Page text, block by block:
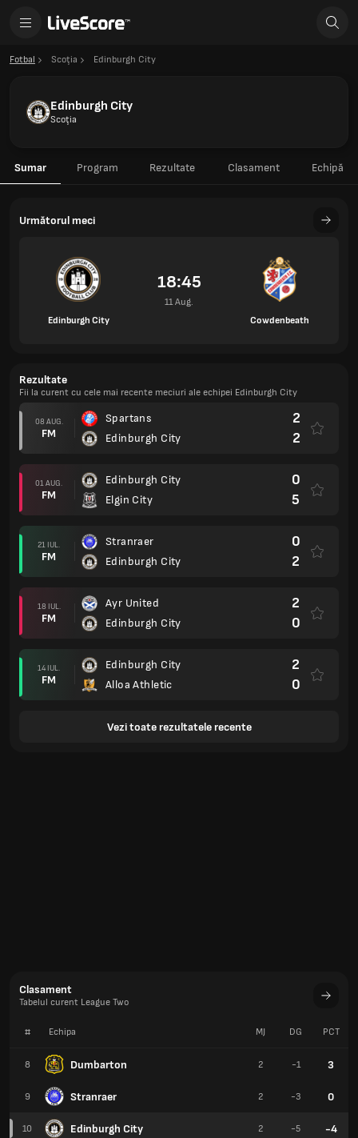
Fotbal Scoţia Edinburgh City
Edinburgh City
Scoţia
Sumar Program Rezultate Clasament Echipă
Următorul meci
Edinburgh City
18:45
11 Aug.
Cowdenbeath
Rezultate
Fii la curent cu cele mai recente meciuri ale echipei Edinburgh City
08 AUG.
FM
Spartans
Edinburgh City
2
2
01 AUG.
FM
Edinburgh City
Elgin City
0
5
21 IUL.
FM
Stranraer
Edinburgh City
0
2
18 IUL.
FM
Ayr United
Edinburgh City
2
0
14 IUL.
FM
Edinburgh City
Alloa Athletic
2
0
Vezi toate rezultatele recente
Clasament
Tabelul curent League Two
# Echipa
8 Dumbarton
9 Stranraer
10 Edinburgh City
MJ DG PCT
2 -1 3
2 -3 0
2 -5 -4